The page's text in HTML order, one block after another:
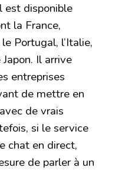
est disponible
la France,
Portugal, l’Italie,
Il arrive
entreprises
de mettre en
de vrais
si le service
chat en direct,
de parler à un